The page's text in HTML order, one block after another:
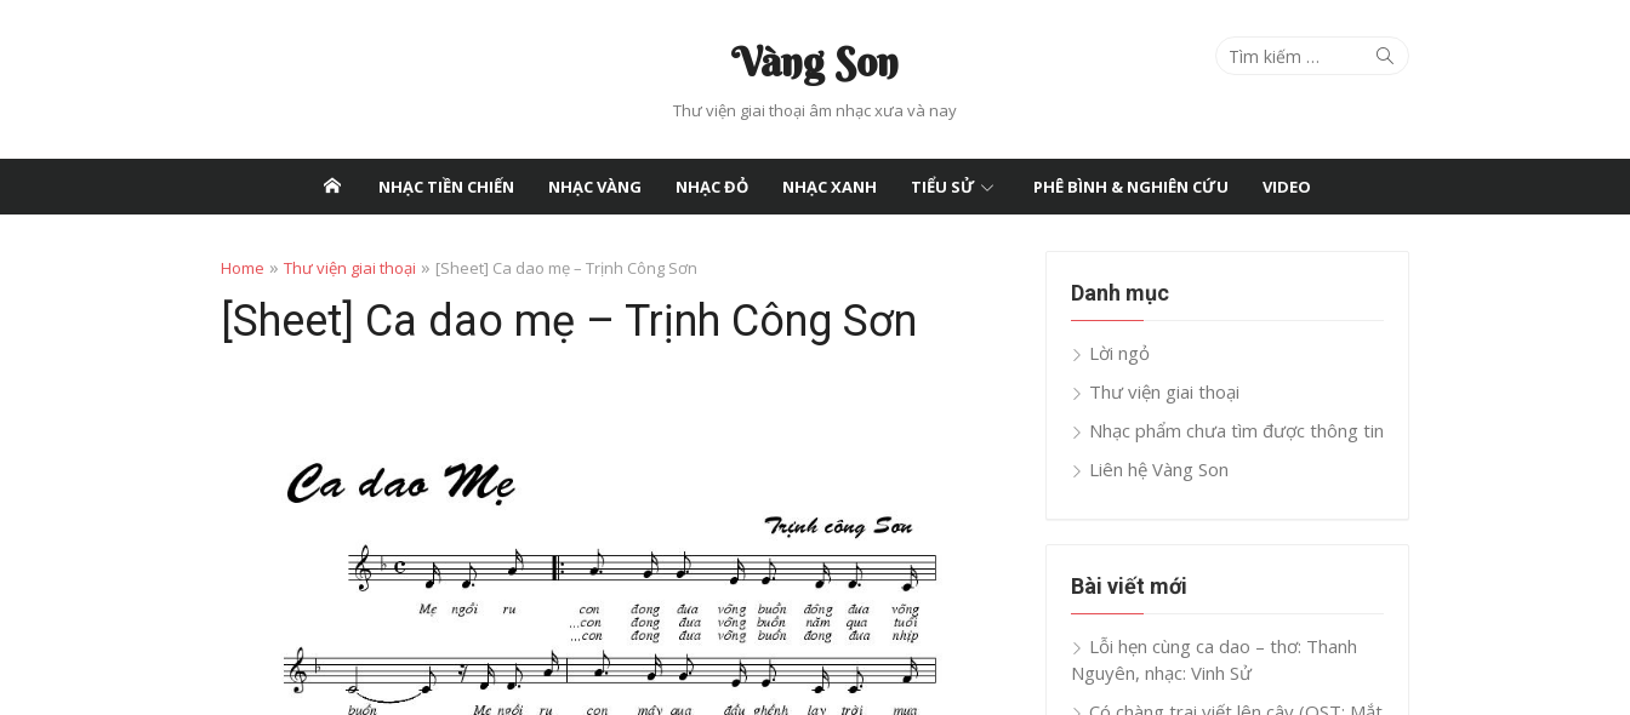
Vàng Son
Thư viện giai thoại âm nhạc xưa và nay
Search
Search
NHẠC TIỀN CHIẾN NHẠC VÀNG NHẠC ĐỎ NHẠC XANH TIỂU SỬ PHÊ BÌNH & NGHIÊN CỨU VIDEO
Home » Thư viện giai thoại » [Sheet] Ca dao mẹ – Trịnh Công Sơn
[Sheet] Ca dao mẹ – Trịnh Công Sơn
Danh mục
Lời ngỏ
Thư viện giai thoại
Nhạc phẩm chưa tìm được thông tin
Liên hệ Vàng Son
Bài viết mới
Lỗi hẹn cùng ca dao – thơ: Thanh
Nguyên, nhạc: Vinh Sử